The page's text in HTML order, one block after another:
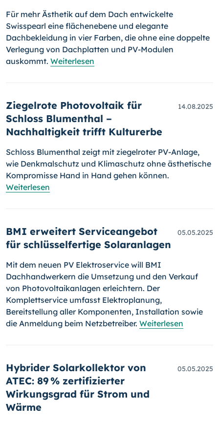
Für mehr Ästhetik auf dem Dach entwickelte
Swisspearl eine flächenebene und elegante
Dachbekleidung in vier Farben, die ohne eine doppelte
Verlegung von Dachplatten und PV-Modulen
auskommt. Weiterlesen
Ziegelrote Photovoltaik für
Schloss Blumenthal –
Nachhaltigkeit trifft Kulturerbe
14.08.2025
Schloss Blumenthal zeigt mit ziegelroter PV-Anlage,
wie Denkmalschutz und Klimaschutz ohne ästhetische
Kompromisse Hand in Hand gehen können.
Weiterlesen
BMI erweitert Serviceangebot
für schlüsselfertige Solaranlagen
05.05.2025
Mit dem neuen PV Elektroservice will BMI
Dachhandwerkern die Umsetzung und den Verkauf
von Photovoltaikanlagen erleichtern. Der
Komplettservice umfasst Elektroplanung,
Bereitstellung aller Komponenten, Installation sowie
die Anmeldung beim Netzbetreiber. Weiterlesen
Hybrider Solarkollektor von
ATEC: 89 % zertifizierter
Wirkungsgrad für Strom und
Wärme
05.05.2025